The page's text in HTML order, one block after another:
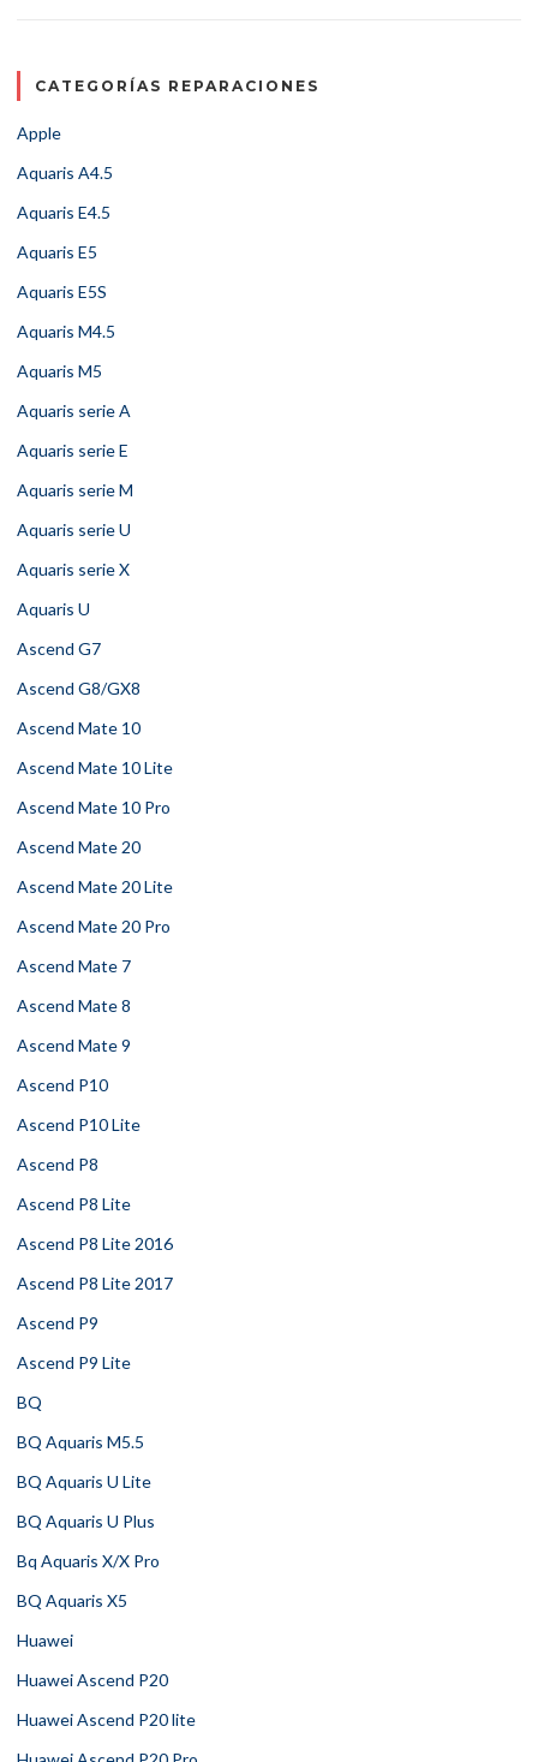
CATEGORÍAS REPARACIONES
Apple
Aquaris A4.5
Aquaris E4.5
Aquaris E5
Aquaris E5S
Aquaris M4.5
Aquaris M5
Aquaris serie A
Aquaris serie E
Aquaris serie M
Aquaris serie U
Aquaris serie X
Aquaris U
Ascend G7
Ascend G8/GX8
Ascend Mate 10
Ascend Mate 10 Lite
Ascend Mate 10 Pro
Ascend Mate 20
Ascend Mate 20 Lite
Ascend Mate 20 Pro
Ascend Mate 7
Ascend Mate 8
Ascend Mate 9
Ascend P10
Ascend P10 Lite
Ascend P8
Ascend P8 Lite
Ascend P8 Lite 2016
Ascend P8 Lite 2017
Ascend P9
Ascend P9 Lite
BQ
BQ Aquaris M5.5
BQ Aquaris U Lite
BQ Aquaris U Plus
Bq Aquaris X/X Pro
BQ Aquaris X5
Huawei
Huawei Ascend P20
Huawei Ascend P20 lite